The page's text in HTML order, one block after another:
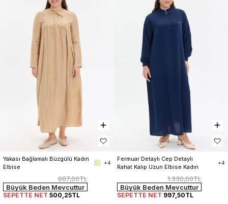
Yakası Bağlamalı Büzgülü Kadın
Elbise
+4
667,00TL
Büyük Beden Mevcuttur
SEPETTE NET 500,25TL
Fermuar Detaylı Cep Detaylı
Rahat Kalıp Uzun Elbise Kadın
+4
1.330,00TL
Büyük Beden Mevcuttur
SEPETTE NET 997,50TL